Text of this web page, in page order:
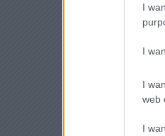
I
I
I
web
I